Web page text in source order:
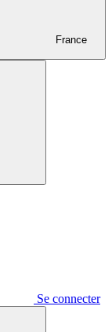
France
Se connecter